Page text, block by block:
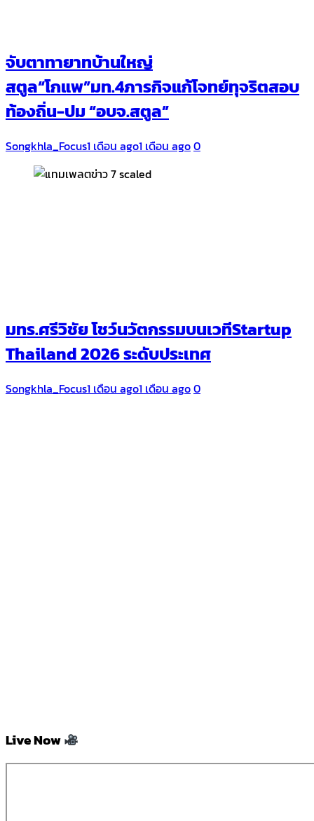
จับตาทายาทบ้านใหญ่
สตูล“โกแพ”มท.4ภารกิจแก้โจทย์ทุจริตสอบ
ท้องถิ่น-ปม “อบจ.สตูล”
Songkhla_Focus1 เดือน ago1 เดือน ago0
มทร.ศรีวิชัย โชว์นวัตกรรมบนเวทีStartup
Thailand 2026 ระดับประเทศ
Songkhla_Focus1 เดือน ago1 เดือน ago0
Live Now